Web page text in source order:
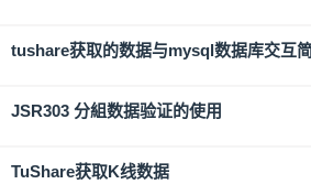
tushare获取的数据与mysql数据库交互
JSR303 分組数据验证的使用
TuShare获取K线数据